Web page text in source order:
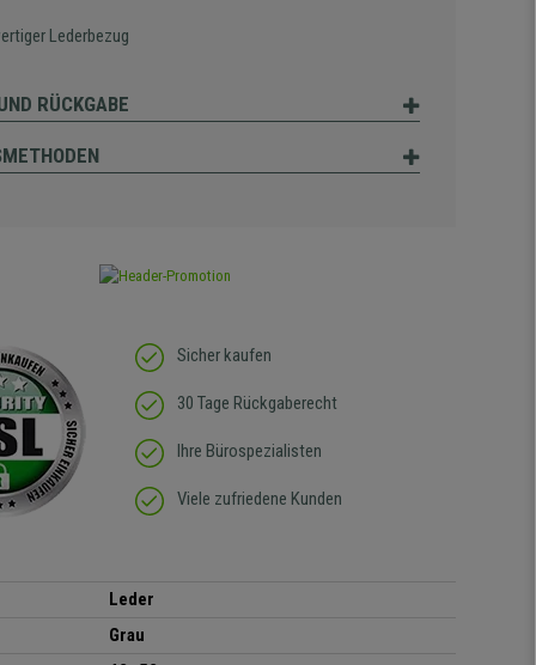
Lederbezug
RÜCKGABE
Sicher kaufen
30 Tage Rückgaberecht
Ihre Bürospezialisten
Viele zufriedene Kunden
Leder
Grau